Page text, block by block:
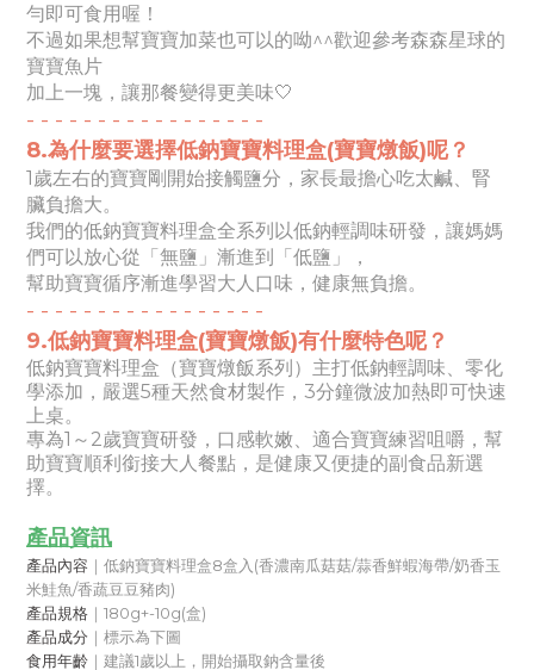
勻即可食用喔！
不過如果想幫寶寶加菜也可以的呦^^歡迎參考森森星球的
寶寶魚片
加上一塊，讓那餐變得更美味🤍
- - - - - - - - - - - - - - - - -
8.為什麼要選擇低鈉寶寶料理盒(寶寶燉飯)呢？
1歲左右的寶寶剛開始接觸鹽分，家長最擔心吃太鹹、腎
臟負擔大。
我們的低鈉寶寶料理盒全系列以低鈉輕調味研發，讓媽媽
們可以放心從「無鹽」漸進到「低鹽」，
幫助寶寶循序漸進學習大人口味，健康無負擔。
- - - - - - - - - - - - - - - - -
9.低鈉寶寶料理盒(寶寶燉飯)有什麼特色呢？
低鈉寶寶料理盒（寶寶燉飯系列）主打低鈉輕調味、零化
學添加，嚴選5種天然食材製作，3分鐘微波加熱即可快速
上桌。
專為1～2歲寶寶研發，口感軟嫩、適合寶寶練習咀嚼，幫
助寶寶順利銜接大人餐點，是健康又便捷的副食品新選
擇。
產品資訊
產品內容 ｜低鈉寶寶料理盒8盒入(香濃南瓜菇菇/蒜香鮮蝦海帶/奶香玉
米鮭魚/香蔬豆豆豬肉)
產品規格 ｜180g+-10g(盒)
產品成分 ｜標示為下圖
食用年齡 ｜建議1歲以上，開始攝取鈉含量後